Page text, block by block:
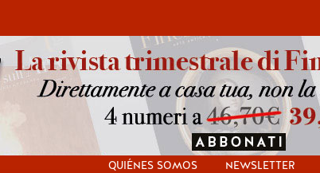
QUIÉNES SOMOS NEWSLETTER